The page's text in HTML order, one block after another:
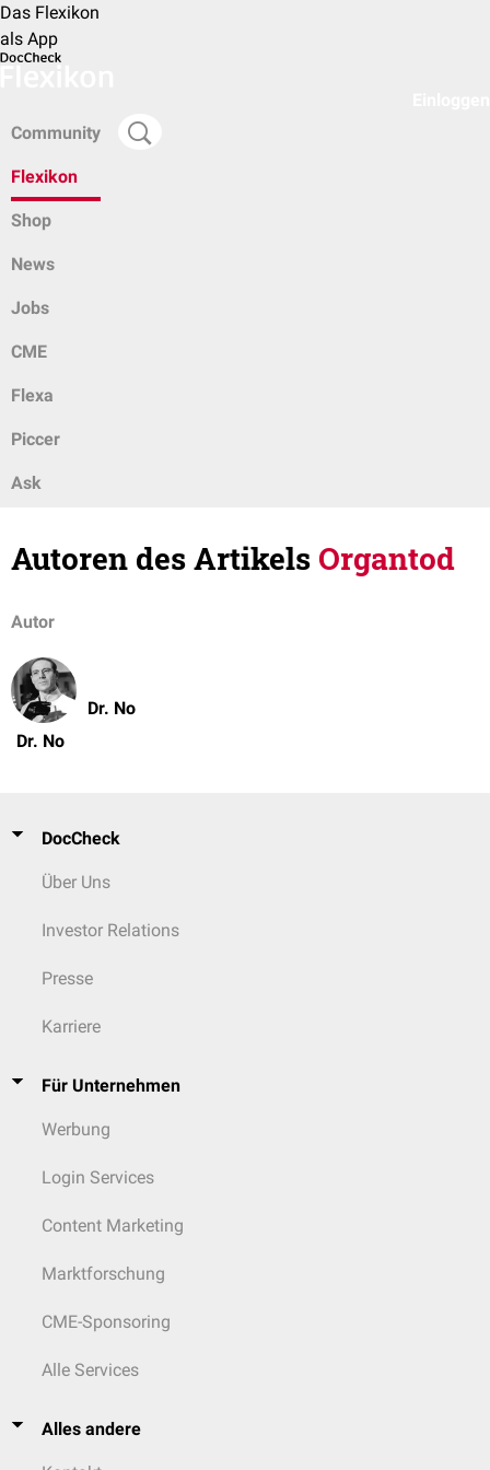
Das Flexikon
als App
Community
Flexikon
Shop
News
Jobs
CME
Flexa
Piccer
Ask
Autoren des Artikels Organtod
Autor
Dr. No
Dr. No
DocCheck
Über Uns
Investor Relations
Presse
Karriere
Für Unternehmen
Werbung
Login Services
Content Marketing
Marktforschung
CME-Sponsoring
Alle Services
Alles andere